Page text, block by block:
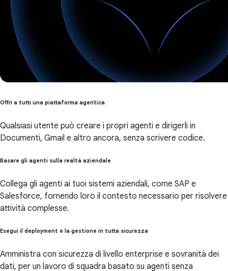
Offri a tutti una piattaforma agentica
Qualsiasi utente può creare i propri agenti e dirigerli in
Documenti, Gmail e altro ancora, senza scrivere codice.
Basare gli agenti sulla realtà aziendale
Collega gli agenti ai tuoi sistemi aziendali, come SAP e
Salesforce, fornendo loro il contesto necessario per risolvere
attività complesse.
Esegui il deployment e la gestione in tutta sicurezza
Amministra con sicurezza di livello enterprise e sovranità dei
dati, per un lavoro di squadra basato su agenti senza